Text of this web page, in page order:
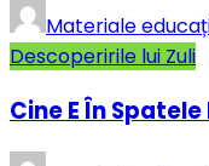
Materiale
Descoperirile lui Zuli
Cine E În Spatele